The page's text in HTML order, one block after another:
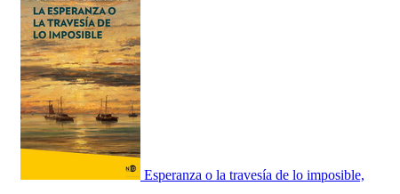
Esperanza o la travesía de lo imposible,